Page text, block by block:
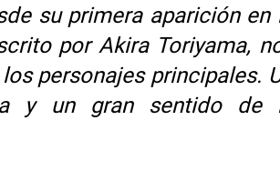
su primera aparición en
por Akira Toriyama,
personajes principales.
y un gran sentido de